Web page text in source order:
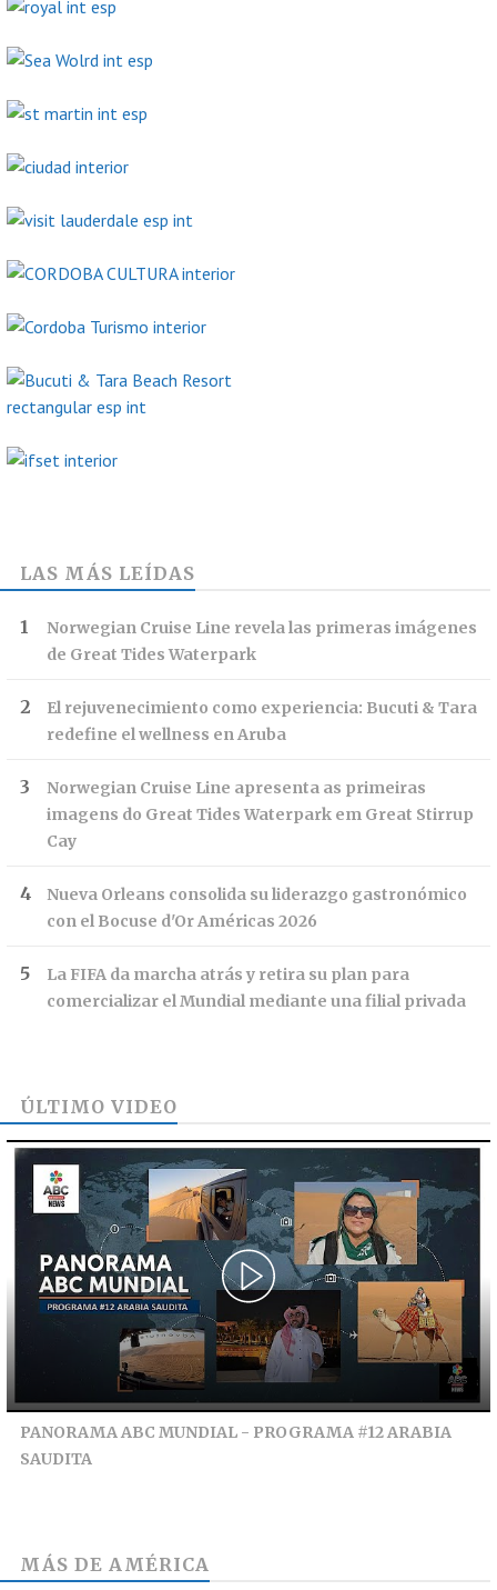
LAS MÁS LEÍDAS
Norwegian Cruise Line revela las primeras imágenes
de Great Tides Waterpark
El rejuvenecimiento como experiencia: Bucuti & Tara
redefine el wellness en Aruba
Norwegian Cruise Line apresenta as primeiras
imagens do Great Tides Waterpark em Great Stirrup
Cay
Nueva Orleans consolida su liderazgo gastronómico
con el Bocuse d'Or Américas 2026
La FIFA da marcha atrás y retira su plan para
comercializar el Mundial mediante una filial privada
ÚLTIMO VIDEO
PANORAMA ABC MUNDIAL - PROGRAMA #12 ARABIA
SAUDITA
MÁS DE AMÉRICA